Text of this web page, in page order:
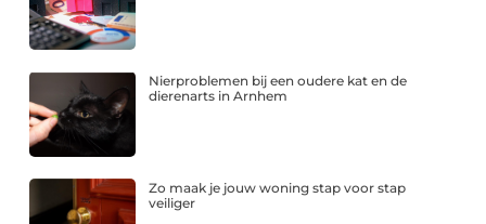
Nierproblemen bij een oudere kat en de
dierenarts in Arnhem
Zo maak je jouw woning stap voor stap
veiliger